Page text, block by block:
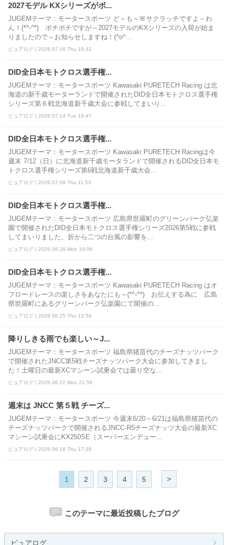
2027モデル KXシリーズがボ...
JUGEMテーマ：モータースポーツ ど～も～🌸サクラッチですよ～わ
ん！(*^-^*) ボチボチですが～2027モデルのKXシリーズの入荷が始ま
りましたので～お知らせしますね！(^o^...
ピュアログ | 2026.07.16 Thu 19:32
DID全日本モトクロス選手権...
JUGEMテーマ：モータースポーツ Kawasaki PURETECH Racing は北
海道の新千歳モーターランドで開催されたDID全日本モトクロス選手権
シリーズ第６戦北海道新千歳大会に参戦してまいり...
ピュアログ | 2026.07.14 Tue 19:47
DID全日本モトクロス選手権...
JUGEMテーマ：モータースポーツ Kawasaki PURETECH Racingは今
週末 7/12（日）に北海道新千歳モータランドで開催されるDID全日本モ
トクロス選手権シリーズ第6戦北海道新千歳大会...
ピュアログ | 2026.07.09 Thu 11:53
DID全日本モトクロス選手権...
JUGEMテーマ：モータースポーツ 広島県世羅町のグリーンパーク弘楽
園で開催されたDID全日本モトクロス選手権シリーズ2026第5戦に参戦
してまいりました。折から二つの台風の影響を...
ピュアログ | 2026.06.29 Mon 19:06
DID全日本モトクロス選手権...
JUGEMテーマ：モータースポーツ Kawasaki PURETECH Racing はオ
フロードレースの楽しさをあなたにも～(*^-^*) お伝えする為に 広島
県世羅町にあるグリーンパーク弘楽園にて開催の...
ピュアログ | 2026.06.25 Thu 13:56
降りしきる雨でも楽しい～J...
JUGEMテーマ：モータースポーツ 福島県猪苗代のチーズナッツパーク
で開催されたJNCC第5戦チーズナッツパーク大会に参加してきまし
た！土曜日の最新XCマシーン試乗会では曇り空な...
ピュアログ | 2026.06.22 Mon 21:56
週末は JNCC 第５戦 チーズ...
JUGEMテーマ：モータースポーツ 今週末6/20～6/21は福島県猪苗代の
チーズナッツパークで開催されるJNCC-R5チーズナッツ大会の最新XC
マシーン試乗会にKX250SE（スーパーエンデュー...
ピュアログ | 2026.06.18 Thu 17:29
1 2 3 4 5 >
このテーマに最近投稿したブログ
ピュアログ